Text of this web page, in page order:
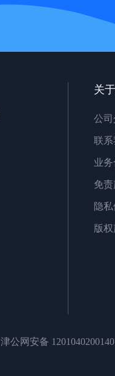
关
公司
联系
业
免责
隐
版
津公网安备